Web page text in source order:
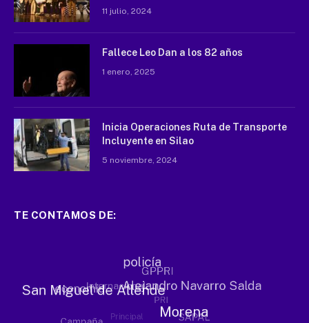
11 julio, 2024
Fallece Leo Dan a los 82 años
1 enero, 2025
Inicia Operaciones Ruta de Transporte
Incluyente en Silao
5 noviembre, 2024
TE CONTAMOS DE: